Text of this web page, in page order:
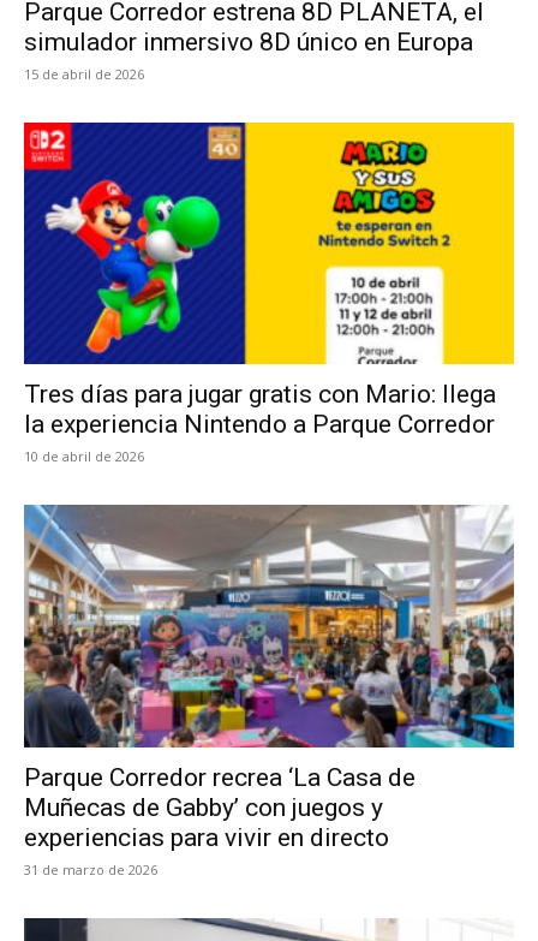
Parque Corredor estrena 8D PLANETA, el
simulador inmersivo 8D único en Europa
15 de abril de 2026
Tres días para jugar gratis con Mario: llega
la experiencia Nintendo a Parque Corredor
10 de abril de 2026
Parque Corredor recrea ‘La Casa de
Muñecas de Gabby’ con juegos y
experiencias para vivir en directo
31 de marzo de 2026